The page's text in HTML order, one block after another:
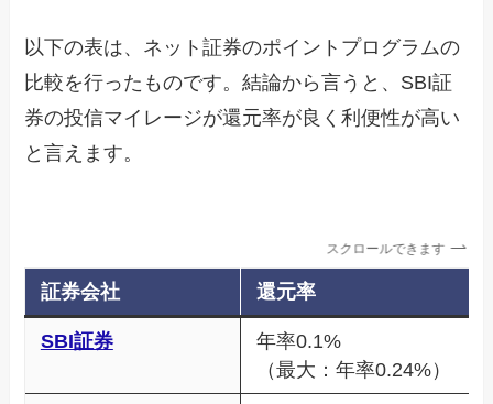
以下の表は、ネット証券のポイントプログラムの
比較を行ったものです。結論から言うと、SBI証
券の投信マイレージが還元率が良く利便性が高い
と言えます。
スクロールできます
証券会社 還元率
SBI証券
年率0.1%
（最大：年率0.24%）